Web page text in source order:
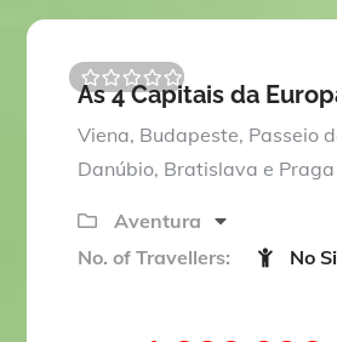
0
u
t
o
5
As 4 Capitais da
Viena, Budapeste, Passeio
Danúbio, Bratislava e Praga
Aventura
No. of Travellers:
No